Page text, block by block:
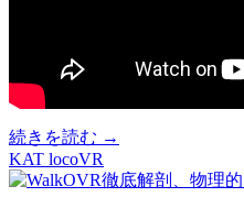
続きを読む
[PR]
KAT
loco
S、
→
KAT locoVR